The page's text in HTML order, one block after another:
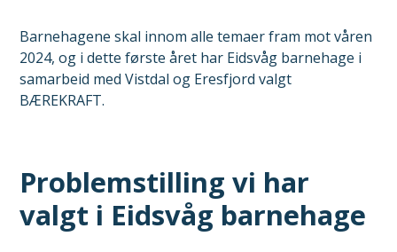
Barnehagene skal innom alle temaer fram mot våren
2024, og i dette første året har Eidsvåg barnehage i
samarbeid med Vistdal og Eresfjord valgt
BÆREKRAFT.
Problemstilling vi har
valgt i Eidsvåg barnehage